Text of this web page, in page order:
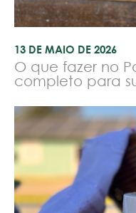
13 DE MAIO DE 2026
O que fazer no
completo para